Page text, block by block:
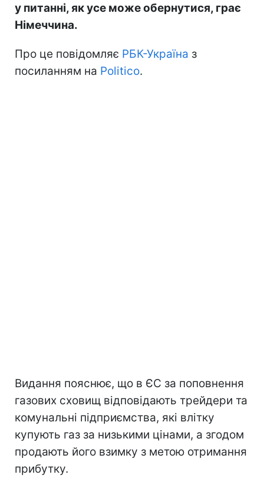
у питанні, як усе може обернутися, грає
Німеччина.
Про це повідомляє РБК-Україна з
посиланням на Politico.
Видання пояснює, що в ЄС за поповнення
газових сховищ відповідають трейдери та
комунальні підприємства, які влітку
купують газ за низькими цінами, а згодом
продають його взимку з метою отримання
прибутку.